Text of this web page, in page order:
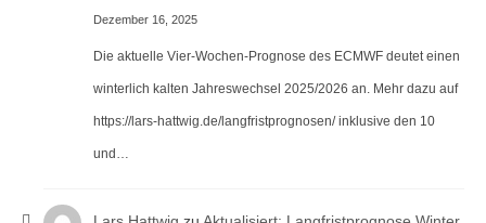
Dezember 16, 2025
Die aktuelle Vier-Wochen-Prognose des ECMWF deutet einen
winterlich kalten Jahreswechsel 2025/2026 an. Mehr dazu auf
https://lars-hattwig.de/langfristprognosen/ inklusive den 10
und…